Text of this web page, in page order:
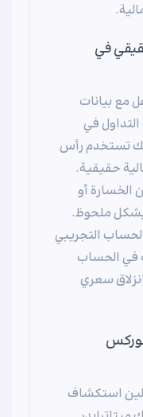
في
مع بيانات
في
تستخدم رأس
حقيقية.
الخسارة أو
ملحوظ.
التجريبي
في الحساب
سعري
استكشاف